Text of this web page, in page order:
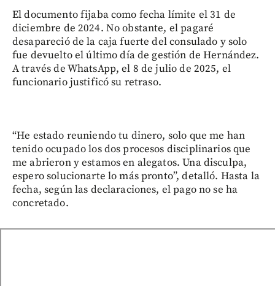
El documento fijaba como fecha límite el 31 de
diciembre de 2024. No obstante, el pagaré
desapareció de la caja fuerte del consulado y solo
fue devuelto el último día de gestión de Hernández.
A través de WhatsApp, el 8 de julio de 2025, el
funcionario justificó su retraso.
“He estado reuniendo tu dinero, solo que me han
tenido ocupado los dos procesos disciplinarios que
me abrieron y estamos en alegatos. Una disculpa,
espero solucionarte lo más pronto”, detalló. Hasta la
fecha, según las declaraciones, el pago no se ha
concretado.